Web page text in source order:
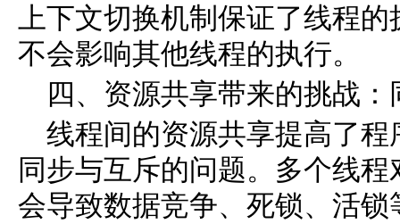
上下文切换机制保证了线程
不会影响其他线程的执行。
四、资源共享带来的挑战：
线程间的资源共享提高了
同步与互斥的问题。多个线
会导致数据竞争、死锁、活